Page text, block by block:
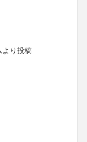
より投稿